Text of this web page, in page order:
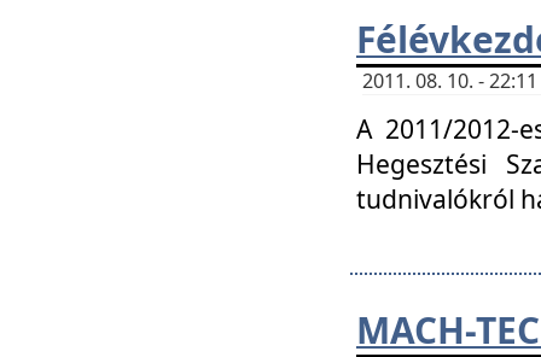
2011. 08. 10. -
A 2011/2012-
Hegesztési
tudnivalókról
MACH-